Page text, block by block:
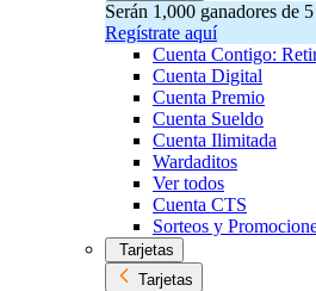
Serán 1,000 ganadores de
Regístrate aquí
Cuenta Contigo:
Cuenta Digital
Cuenta Premio
Cuenta Sueldo
Cuenta Ilimitada
Wardaditos
Ver todos
Cuenta CTS
Sorteos y
Tarjetas
Tarjetas